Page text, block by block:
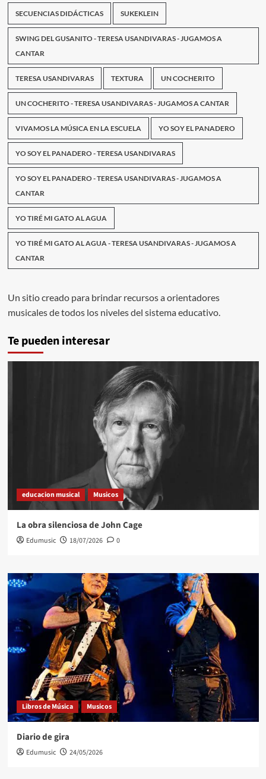
SECUENCIAS DIDÁCTICAS SUKEKLEIN
SWING DEL GUSANITO - TERESA USANDIVARAS - JUGAMOS A
CANTAR
TERESA USANDIVARAS TEXTURA UN COCHERITO
UN COCHERITO - TERESA USANDIVARAS - JUGAMOS A CANTAR
VIVAMOS LA MÚSICA EN LA ESCUELA YO SOY EL PANADERO
YO SOY EL PANADERO - TERESA USANDIVARAS
YO SOY EL PANADERO - TERESA USANDIVARAS - JUGAMOS A
CANTAR
YO TIRÉ MI GATO AL AGUA
YO TIRÉ MI GATO AL AGUA - TERESA USANDIVARAS - JUGAMOS A
CANTAR
Un sitio creado para brindar recursos a orientadores
musicales de todos los niveles del sistema educativo.
Te pueden interesar
educacion musical Musicos
La obra silenciosa de John Cage
Edumusic 18/07/2026 0
Libros de Música Musicos
Diario de gira
Edumusic 24/05/2026